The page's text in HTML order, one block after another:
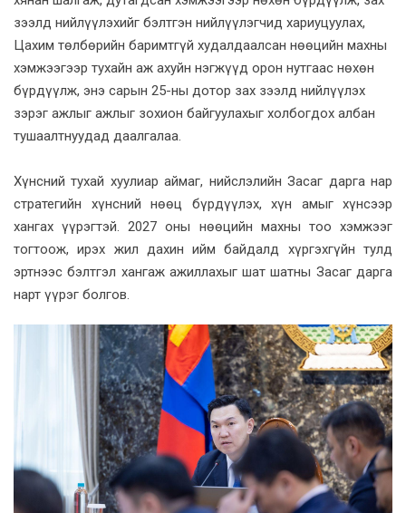
зээлд нийлүүлэхийг бэлтгэн нийлүүлэгчид хариуцуулах,
Цахим төлбөрийн баримтгүй худалдаалсан нөөцийн махны
хэмжээгээр тухайн аж ахуйн нэгжүүд орон нутгаас нөхөн
бүрдүүлж, энэ сарын 25-ны дотор зах зээлд нийлүүлэх
зэрэг ажлыг ажлыг зохион байгуулахыг холбогдох албан
тушаалтнуудад даалгалаа.
Хүнсний тухай хуулиар аймаг, нийслэлийн Засаг дарга нар
стратегийн хүнсний нөөц бүрдүүлэх, хүн амыг хүнсээр
хангах үүрэгтэй. 2027 оны нөөцийн махны тоо хэмжээг
тогтоож, ирэх жил дахин ийм байдалд хүргэхгүйн тулд
эртнээс бэлтгэл хангаж ажиллахыг шат шатны Засаг дарга
нарт үүрэг болгов.